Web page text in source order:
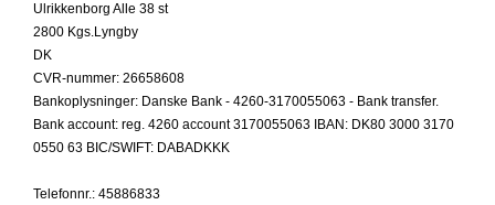
Ulrikkenborg Alle 38 st
2800 Kgs.Lyngby
DK
CVR-nummer: 26658608
Bankoplysninger: Danske Bank - 4260-3170055063 - Bank transfer.
Bank account: reg. 4260 account 3170055063 IBAN: DK80 3000 3170
0550 63 BIC/SWIFT: DABADKKK
Telefonnr.: 45886833